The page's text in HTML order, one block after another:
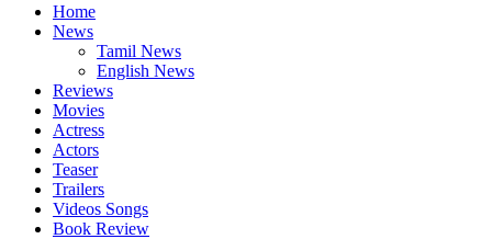
Home
News
Tamil News
English News
Reviews
Movies
Actress
Actors
Teaser
Trailers
Videos Songs
Book Review